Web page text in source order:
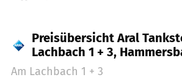
Preisübersicht Aral
Lachbach 1 + 3,
Am Lachbach 1 + 3